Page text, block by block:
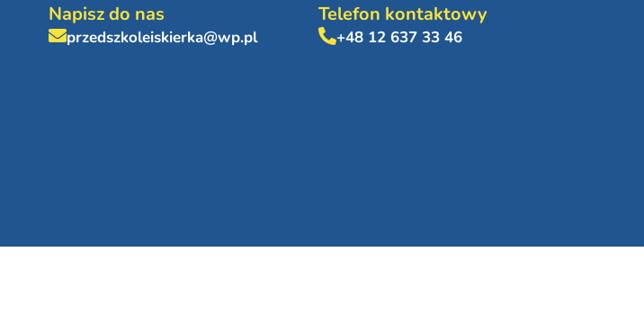
Napisz do nas
przedszkoleiskierka@wp.pl
Telefon kontaktowy
+48 12 637 33 46